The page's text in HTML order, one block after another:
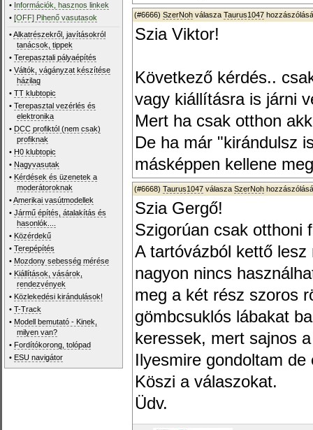
• Információk, hasznos linkek
•[OFF] Pihenő vasutasok
•Alkatrészekről, javításokról
tanácsok, tippek
•Terepasztali pályaépítés
•Váltók, vágányzat készítése
házilag
•TT klubtopic
•Terepasztal vezérlés és
elektronika
• DCC profiktól (nem csak)
profiknak
• H0 klubtopic
• Nagyvasutak
• Kérdések és üzenetek a
moderátoroknak
•Amerikai vasútmodellek
•Jármű építés, átalakítás és
hasonlók....
• Közérdekű
•Terepépítés
• Mozdony sebesség mérése
• Kiállítások, vásárok,
rendezvények
• Közlekedési kirándulások!
•T-Track
• Modell bemutató - Kinek,
milyen van?
• Fordítókorong, tolópad
• ESU navigátor
(#6666) SzerNoh válasza Taurus1047
Szia Viktor!
Következő kérdés..
vagy kiállításra is járni
Mert ha csak otthon
De ha már "kirándulsz
másképpen kellene
(#6668) Taurus1047 válasza SzerNoh
Szia Gergő!
Szigorúan csak otthoni
A tartóvázból kettő
nagyon nincs
meg a két rész szoros
gömbcsuklós lábakat
keressek, mert sajnos
Ilyesmire gondoltam
Köszi a válaszokat.
Üdv.